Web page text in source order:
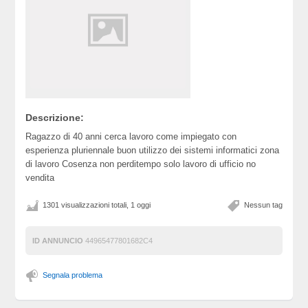
Descrizione:
Ragazzo di 40 anni cerca lavoro come impiegato con
esperienza pluriennale buon utilizzo dei sistemi informatici zona
di lavoro Cosenza non perditempo solo lavoro di ufficio no
vendita
Nessun tag
1301 visualizzazioni totali, 1 oggi
ID ANNUNCIO 44965477801682C4
Segnala problema